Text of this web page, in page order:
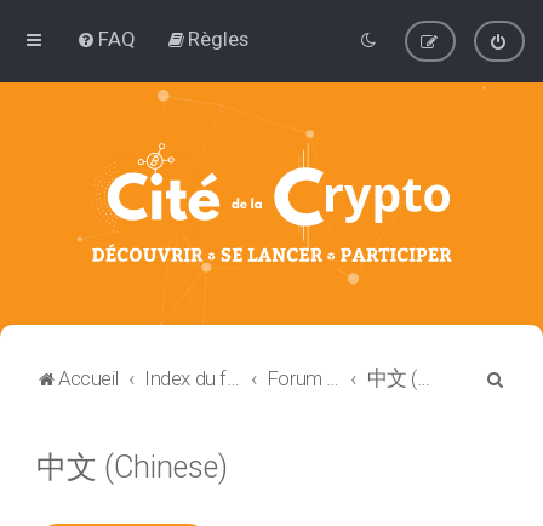
FAQ Règles
Accueil Index du forum Forum étranger 中文 (Chinese)
中文 (Chinese)